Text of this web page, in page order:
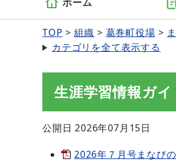
ホーム
TOP 組織 葛巻町役場
カテゴリを全て表示する
生涯学習情報ガイ
公開日 2026年07月15日
2026年７月号まなび